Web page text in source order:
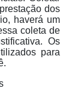
dos
haverá um
coleta de
Os
para